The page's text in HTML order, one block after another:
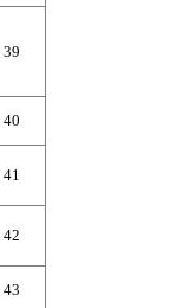
39
40
41
42
43